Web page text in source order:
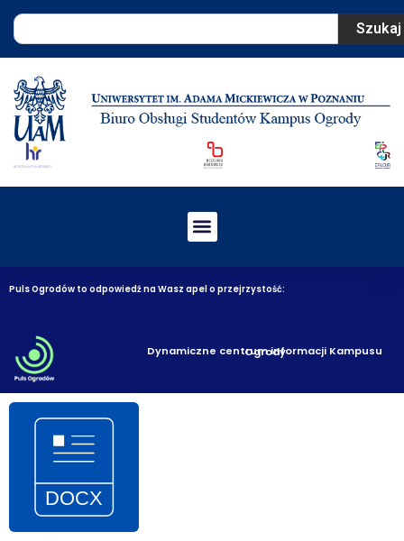
Szukaj
Puls Ogrodów to odpowiedź na Wasz apel o przejrzystość:
Dynamiczne centrum informacji Kampusu Ogrody